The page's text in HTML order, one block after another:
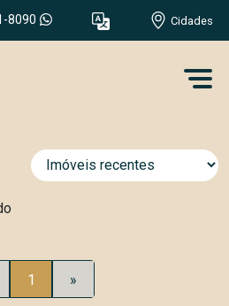
8090 Cidades
1 »